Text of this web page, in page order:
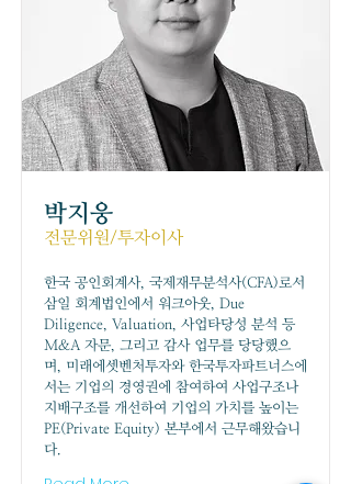
박지웅
전문위원/투자이사
한국 공인회계사, 국제재무분석사(CFA)로서
삼일 회계법인에서 워크아웃, Due
Diligence, Valuation, 사업타당성 분석 등
M&A 자문, 그리고 감사 업무를 당당했으
며, 미래에셋벤처투자와 한국투자파트너스에
서는 기업의 경영권에 참여하여 사업구조나
지배구조를 개선하여 기업의 가치를 높이는
PE(Private Equity) 본부에서 근무해왔습니
다.